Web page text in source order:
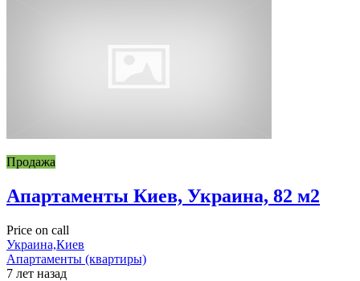
Продажа
Апартаменты Киев, Украина, 82 м2
Price on call
Украина,Киев
Апартаменты (квартиры)
7 лет назад